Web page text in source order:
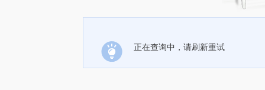
正在查询中，请刷新重试